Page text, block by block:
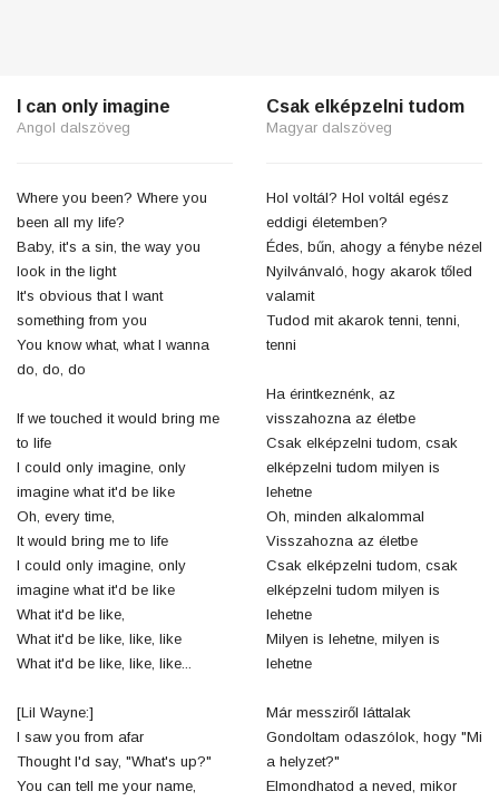
I can only imagine
Angol dalszöveg
Where you been? Where you
been all my life?
Baby, it's a sin, the way you
look in the light
It's obvious that I want
something from you
You know what, what I wanna
do, do, do
If we touched it would bring me
to life
I could only imagine, only
imagine what it'd be like
Oh, every time,
It would bring me to life
I could only imagine, only
imagine what it'd be like
What it'd be like,
What it'd be like, like, like
What it'd be like, like, like...
[Lil Wayne:]
I saw you from afar
Thought I'd say, "What's up?"
You can tell me your name,
Csak elképzelni tudom
Magyar dalszöveg
Hol voltál? Hol voltál egész
eddigi életemben?
Édes, bűn, ahogy a fénybe nézel
Nyilvánvaló, hogy akarok tőled
valamit
Tudod mit akarok tenni, tenni,
tenni
Ha érintkeznénk, az
visszahozna az életbe
Csak elképzelni tudom, csak
elképzelni tudom milyen is
lehetne
Oh, minden alkalommal
Visszahozna az életbe
Csak elképzelni tudom, csak
elképzelni tudom milyen is
lehetne
Milyen is lehetne, milyen is
lehetne
Már messziről láttalak
Gondoltam odaszólok, hogy "Mi
a helyzet?"
Elmondhatod a neved, mikor